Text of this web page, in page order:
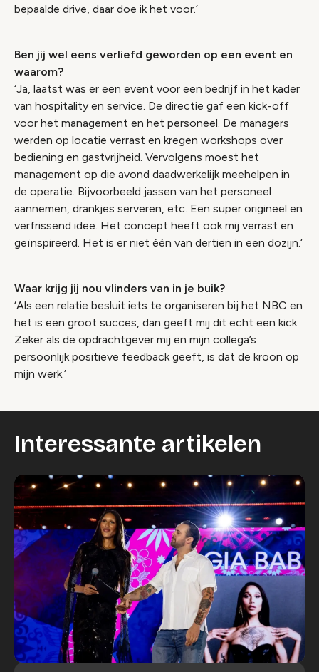
bepaalde drive, daar doe ik het voor.‘
Ben jij wel eens verliefd geworden op een event en
waarom?
‘Ja, laatst was er een event voor een bedrijf in het kader
van hospitality en service. De directie gaf een kick-off
voor het management en het personeel. De managers
werden op locatie verrast en kregen workshops over
bediening en gastvrijheid. Vervolgens moest het
management op die avond daadwerkelijk meehelpen in
de operatie. Bijvoorbeeld jassen van het personeel
aannemen, drankjes serveren, etc. Een super origineel en
verfrissend idee. Het concept heeft ook mij verrast en
geïnspireerd. Het is er niet één van dertien in een dozijn.‘
Waar krijg jij nou vlinders van in je buik?
‘Als een relatie besluit iets te organiseren bij het NBC en
het is een groot succes, dan geeft mij dit echt een kick.
Zeker als de opdrachtgever mij en mijn collega’s
persoonlijk positieve feedback geeft, is dat de kroon op
mijn werk.’
Interessante artikelen